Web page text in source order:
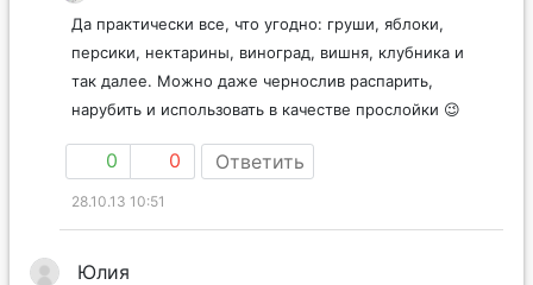
Да практически все, что угодно: груши, яблоки,
персики, нектарины, виноград, вишня, клубника и
так далее. Можно даже чернослив распарить,
нарубить и использовать в качестве прослойки 😉
0 0 Ответить
28.10.13 10:51
Юлия